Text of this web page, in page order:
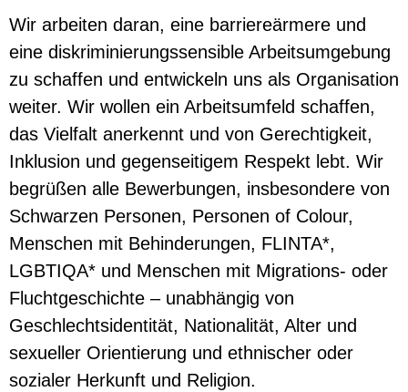
Wir arbeiten daran, eine barriereärmere und
eine diskriminierungssensible Arbeitsumgebung
zu schaffen und entwickeln uns als Organisation
weiter. Wir wollen ein Arbeitsumfeld schaffen,
das Vielfalt anerkennt und von Gerechtigkeit,
Inklusion und gegenseitigem Respekt lebt. Wir
begrüßen alle Bewerbungen, insbesondere von
Schwarzen Personen, Personen of Colour,
Menschen mit Behinderungen, FLINTA*,
LGBTIQA* und Menschen mit Migrations- oder
Fluchtgeschichte – unabhängig von
Geschlechtsidentität, Nationalität, Alter und
sexueller Orientierung und ethnischer oder
sozialer Herkunft und Religion.